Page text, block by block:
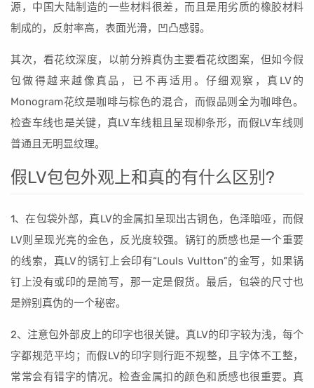
源，中国大陆制造的一些材料很差，而且是用劣质的橡胶材料
制成的，反射率高，表面光滑，凹凸感弱。
其次，看花纹深度，以前分辨真伪主要看花纹图案，但如今假
包做得越来越像真品，已不再适用。仔细观察，真LV的
Monogram花纹是咖啡与棕色的混合，而假品则全为咖啡色。
检查车线也是关键，真LV车线粗且呈现柳条形，而假LV车线则
普通且无明显纹理。
假LV包包外观上和真的有什么区别?
1、在包袋外部，真LV的金属扣呈现出古铜色，色泽暗哑，而假
LV则呈现光亮的金色，反光度较强。锅钉的质感也是一个重要
的线索，真LV的锅钉上会印有“Louls Vultton”的金写，如果锅
钉上没有或印的是简写，那一定是假货。最后，包袋的尺寸也
是辨别真伪的一个秘密。
2、注意包外部皮上的印字也很关键。真LV的印字较为浅，每个
字都规范平均；而假LV的印字则行距不规整，且字体不工整，
常常会有错字的情况。检查金属扣的颜色和质感也很重要。真